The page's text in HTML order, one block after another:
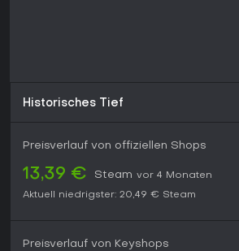
Historisches Tief
Preisverlauf von offiziellen Shops
13,39 € Steam vor 4 Monaten
Aktuell niedrigster: 20,49 € Steam
Preisverlauf von Keyshops